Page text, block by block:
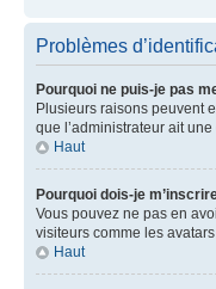
Problèmes
Pourquoi ne puis-je pas
Plusieurs raisons peuvent
que l’administrateur ait
Haut
Pourquoi dois-je
Vous pouvez ne pas en
visiteurs comme les
Haut